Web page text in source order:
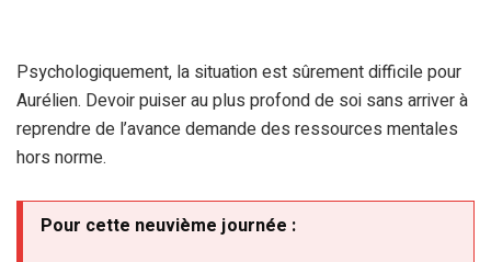
Psychologiquement, la situation est sûrement difficile pour
Aurélien. Devoir puiser au plus profond de soi sans arriver à
reprendre de l’avance demande des ressources mentales
hors norme.
Pour cette neuvième journée :